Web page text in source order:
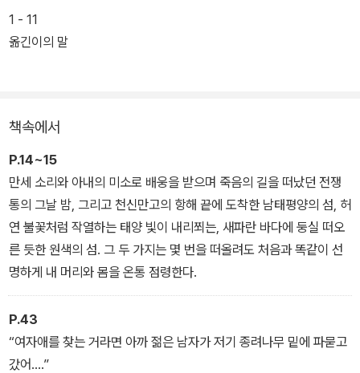
여아의 시체를 둘러싸고 평범한 일가족이 각자 감추어오던 충격적인
진실을 고백하며 서로를 살인범으로 지목한다. 한 명, 한 명이 고백할
1 - 11
옮긴이의 말
책속에서
P.14~15
만세 소리와 아내의 미소로 배웅을 받으며 죽음의 길을 떠났던 전쟁
통의 그날 밤, 그리고 천신만고의 항해 끝에 도착한 남태평양의 섬, 허
연 불꽃처럼 작열하는 태양 빛이 내리쬐는, 새파란 바다에 둥실 떠오
른 듯한 원색의 섬. 그 두 가지는 몇 번을 떠올려도 처음과 똑같이 선
명하게 내 머리와 몸을 온통 점령한다.
P.43
“여자애를 찾는 거라면 아까 젊은 남자가 저기 종려나무 밑에 파묻고
갔어….”